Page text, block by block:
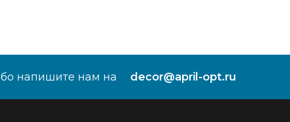
напишите нам на decor@april-opt.ru